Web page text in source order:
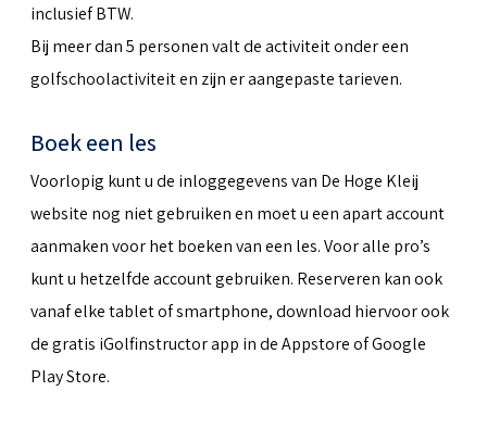
inclusief BTW.
Bij meer dan 5 personen valt de activiteit onder een
golfschoolactiviteit en zijn er aangepaste tarieven.
Boek een les
Voorlopig kunt u de inloggegevens van De Hoge Kleij
website nog niet gebruiken en moet u een apart account
aanmaken voor het boeken van een les. Voor alle pro’s
kunt u hetzelfde account gebruiken. Reserveren kan ook
vanaf elke tablet of smartphone, download hiervoor ook
de gratis iGolfinstructor app in de Appstore of Google
Play Store.